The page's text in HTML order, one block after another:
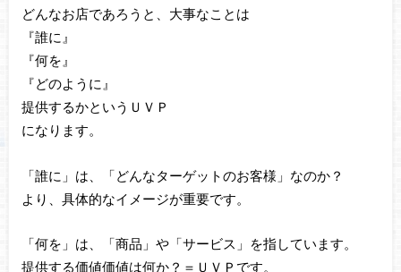
どんなお店であろうと、大事なことは
『誰に』
『何を』
『どのように』
提供するかというＵＶＰ
になります。
「誰に」は、「どんなターゲットのお客様」なのか？
より、具体的なイメージが重要です。
「何を」は、「商品」や「サービス」を指しています。
提供する価値価値は何か？＝ＵＶＰです。